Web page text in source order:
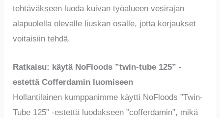
tehtäväkseen luoda kuivan työalueen vesirajan
alapuolella olevalle liuskan osalle, jotta korjaukset
voitaisiin tehdä.
Ratkaisu: käytä NoFloods ”twin-tube 125” -
estettä Cofferdamin luomiseen
Hollantilainen kumppanimme käytti NoFloods ”Twin-
Tube 125” -estettä luodakseen ”cofferdamin”, mikä